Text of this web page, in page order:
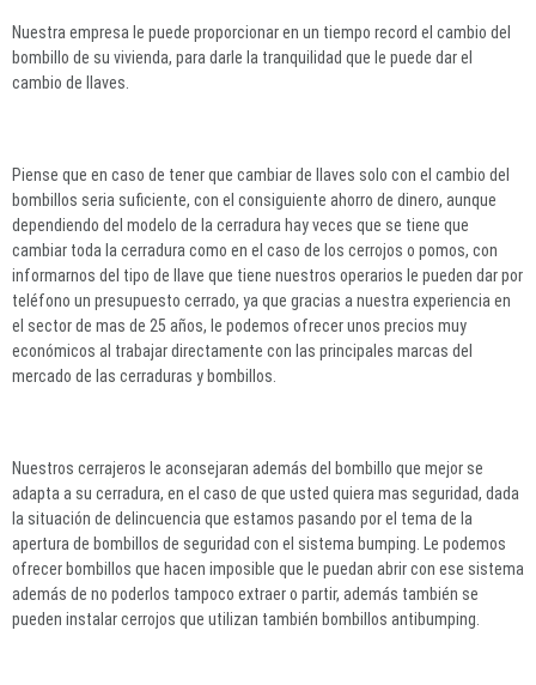
Nuestra empresa le puede proporcionar en un tiempo record el cambio del
bombillo de su vivienda, para darle la tranquilidad que le puede dar el
cambio de llaves.
Piense que en caso de tener que cambiar de llaves solo con el cambio del
bombillos seria suficiente, con el consiguiente ahorro de dinero, aunque
dependiendo del modelo de la cerradura hay veces que se tiene que
cambiar toda la cerradura como en el caso de los cerrojos o pomos, con
informarnos del tipo de llave que tiene nuestros operarios le pueden dar por
teléfono un presupuesto cerrado, ya que gracias a nuestra experiencia en
el sector de mas de 25 años, le podemos ofrecer unos precios muy
económicos al trabajar directamente con las principales marcas del
mercado de las cerraduras y bombillos.
Nuestros cerrajeros le aconsejaran además del bombillo que mejor se
adapta a su cerradura, en el caso de que usted quiera mas seguridad, dada
la situación de delincuencia que estamos pasando por el tema de la
apertura de bombillos de seguridad con el sistema bumping. Le podemos
ofrecer bombillos que hacen imposible que le puedan abrir con ese sistema
además de no poderlos tampoco extraer o partir, además también se
pueden instalar cerrojos que utilizan también bombillos antibumping.